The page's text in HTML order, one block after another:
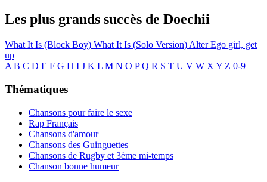
Les plus grands succès de Doechii
What It Is (Block Boy) What It Is (Solo Version) Alter Ego girl, get
up
A B C D E F G H I J K L M N O P Q R S T U V W X Y Z 0-9
Thématiques
Chansons pour faire le sexe
Rap Français
Chansons d'amour
Chansons des Guinguettes
Chansons de Rugby et 3ème mi-temps
Chanson bonne humeur